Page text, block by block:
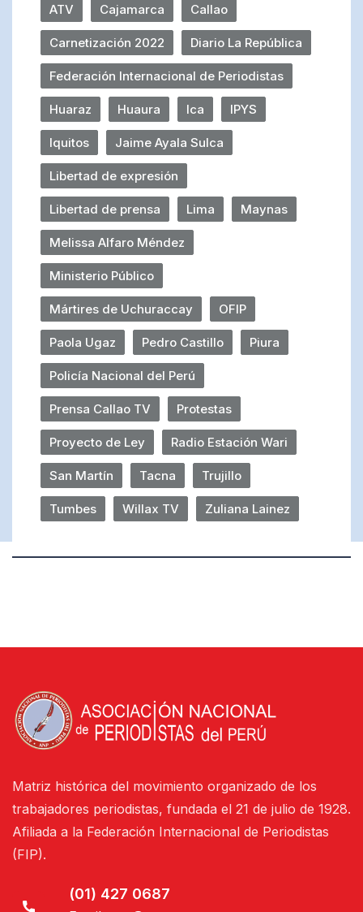
ATV Cajamarca Callao
Carnetización 2022 Diario La República
Federación Internacional de Periodistas
Huaraz Huaura Ica IPYS
Iquitos Jaime Ayala Sulca
Libertad de expresión
Libertad de prensa Lima Maynas
Melissa Alfaro Méndez
Ministerio Público
Mártires de Uchuraccay OFIP
Paola Ugaz Pedro Castillo Piura
Policía Nacional del Perú
Prensa Callao TV Protestas
Proyecto de Ley Radio Estación Wari
San Martín Tacna Trujillo
Tumbes Willax TV Zuliana Lainez
Matriz histórica del movimiento organizado de los
trabajadores periodistas, fundada el 21 de julio de 1928.
Afiliada a la Federación Internacional de Periodistas
(FIP).
(01) 427 0687